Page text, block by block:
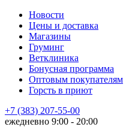
Новости
Цены и доставка
Магазины
Груминг
Ветклиника
Бонусная программа
Оптовым покупателям
Горсть в приют
+7 (383) 207-55-00
ежедневно 9:00 - 20:00